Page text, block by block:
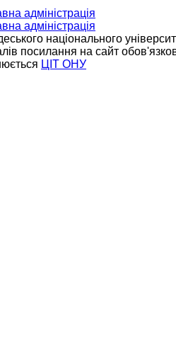
національного
посилання на сайт
ЦІТ ОНУ